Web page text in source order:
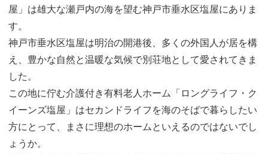
屋」は雄大な瀬戸内の海を望む神戸市垂水区塩屋にありま
す。
神戸市垂水区塩屋は明治の開港後、多くの外国人が居を構
え、豊かな自然と温暖な気候で別荘地として愛されてきま
した。
この地に佇む介護付き有料老人ホーム「ロングライフ・ク
イーンズ塩屋」はセカンドライフを海のそばで暮らしたい
方にとって、まさに理想のホームといえるのではないでし
ょうか。